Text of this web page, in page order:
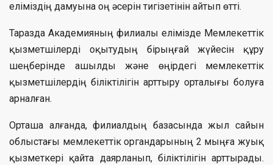
еліміздің дамуына оң әсерін тигізетінін айтып өтті.
Таразда Академияның филиалы елімізде Мемлекеттік
қызметшілерді оқытудың бірыңғай жүйесін құру
шеңберінде ашылды және өңірдегі мемлекеттік
қызметшілердің біліктілігін арттыру орталығы болуға
арналған.
Орташа алғанда, филиалдың базасында жыл сайын
облыстағы мемлекеттік органдарының 2 мыңға жуық
қызметкері қайта даярланып, біліктілігін арттырады.